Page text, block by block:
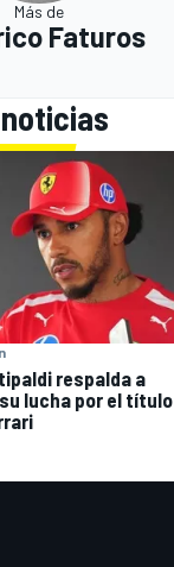
Más de
Faturos
respalda a
lucha por el título